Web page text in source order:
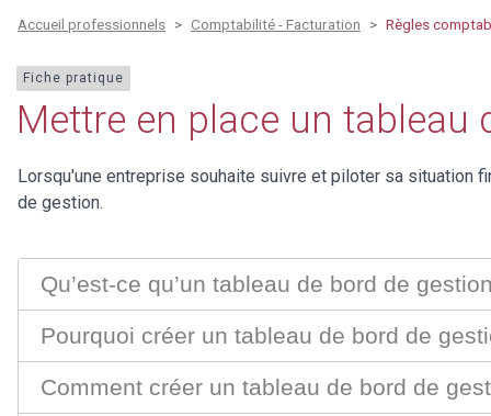
Accueil professionnels Comptabilité - Facturation Règles
Fiche pratique
Mettre en place un tableau
Lorsqu'une entreprise souhaite suivre et piloter sa situation
de gestion.
Qu’est-ce qu’un tableau de bord de
Pourquoi créer un tableau de bord de
Comment créer un tableau de bord de